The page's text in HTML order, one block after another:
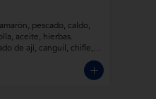
pescado, caldo,
aceite, hierbas.
de ají, canguil, chifle,